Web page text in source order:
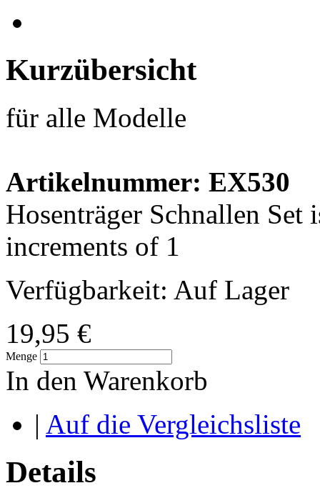
Kurzübersicht
für alle Modelle
Artikelnummer: EX530
Hosenträger Schnallen
increments of 1
Verfügbarkeit: Auf Lager
19,95 €
Menge
In den Warenkorb
| Auf die Vergleichsliste
Details